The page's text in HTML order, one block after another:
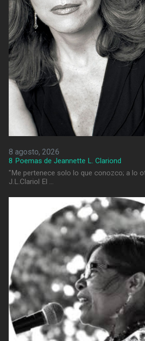
8 agosto, 2026
8 Poemas de Jeannette L. Clariond
"Me pertenece solo lo que conozco; a lo
J.L.Clariol El …